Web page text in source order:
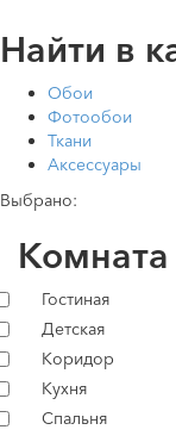
Найти в
Обои
Фотообои
Ткани
Аксессуары
Выбрано:
Комната
Гостиная
Детская
Коридор
Кухня
Спальня